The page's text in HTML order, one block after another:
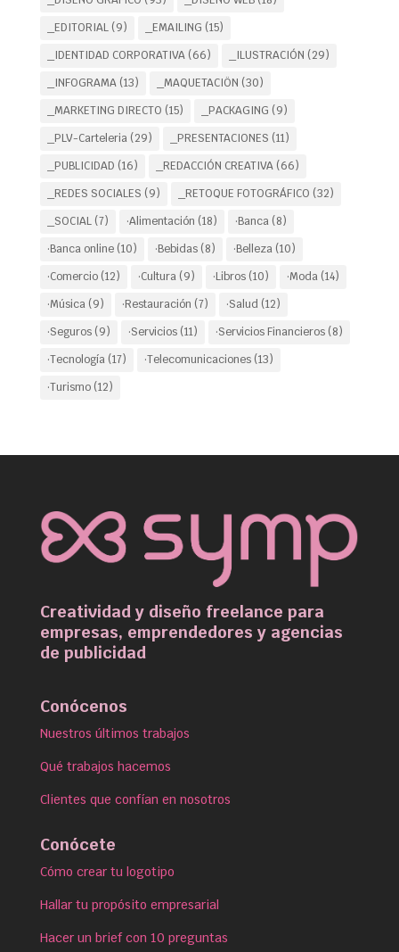
_EDITORIAL(9) _EMAILING (15)
_IDENTIDAD CORPORATIVA(66) _ILUSTRACIÓN (29)
_INFOGRAMA(13) _MAQUETACIÖN (30)
_MARKETING DIRECTO (15) _PACKAGING (9)
_PLV-Carteleria(29) _PRESENTACIONES (11)
_PUBLICIDAD (16) _REDACCIÓN CREATIVA(66)
_REDES SOCIALES (9) _RETOQUE FOTOGRÁFICO (32)
_SOCIAL(7) ·Alimentación (18) ·Banca(8)
·Banca online(10) ·Bebidas(8) ·Belleza(10)
·Comercio(12) ·Cultura(9) ·Libros(10) ·Moda(14)
·Música(9) ·Restauración (7) ·Salud (12)
·Seguros(9) ·Servicios(11) ·Servicios Financieros(8)
·Tecnología(17) ·Telecomunicaciones(13)
·Turismo(12)
Creatividad y diseño freelance para
empresas, emprendedores y agencias
de publicidad
Conócenos
Nuestros últimos trabajos
Qué trabajos hacemos
Clientes que confían en nosotros
Conócete
Cómo crear tu logotipo
Hallar tu propósito empresarial
Hacer un brief con 10 preguntas